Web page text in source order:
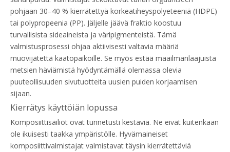
pohjaan 30–40 % kierrätettyä korkeatiheyspolyeteeniä (HDPE)
tai polypropeenia (PP). Jäljelle jäävä fraktio koostuu
turvallisista sideaineista ja väripigmenteistä. Tämä
valmistusprosessi ohjaa aktiivisesti valtavia määriä
muovijätettä kaatopaikoille. Se myös estää maailmanlaajuista
metsien häviämistä hyödyntämällä olemassa olevia
puuteollisuuden sivutuotteita uusien puiden korjaamisen
sijaan.
Kierrätys käyttöiän lopussa
Komposiittisäiliöt ovat tunnetusti kestäviä. Ne eivät kuitenkaan
ole ikuisesti taakka ympäristölle. Hyvämaineiset
komposiittivalmistajat valmistavat täysin kierrätettäviä